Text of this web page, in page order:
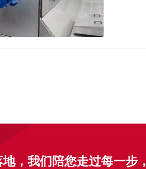
，我们陪您走过每一步，